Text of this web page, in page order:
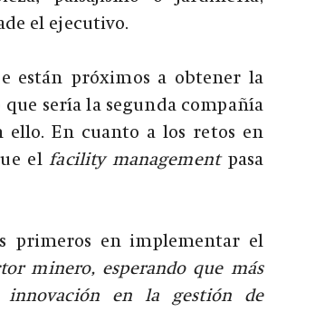
el ejecutivo.
están próximos a obtener la
sería la segunda compañía
ello. En cuanto a los retos en
elfacility managementpasa
primeros en implementar el
minero, esperando que más
innovación en la gestión de